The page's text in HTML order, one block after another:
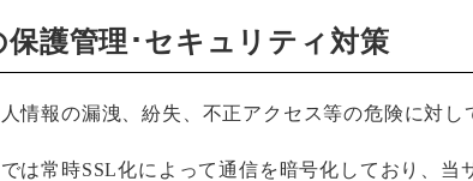
保護管理･セキュリティ対策
情報の漏洩、紛失、不正アクセス等の危険に対
は常時SSL化によって通信を暗号化しており、当